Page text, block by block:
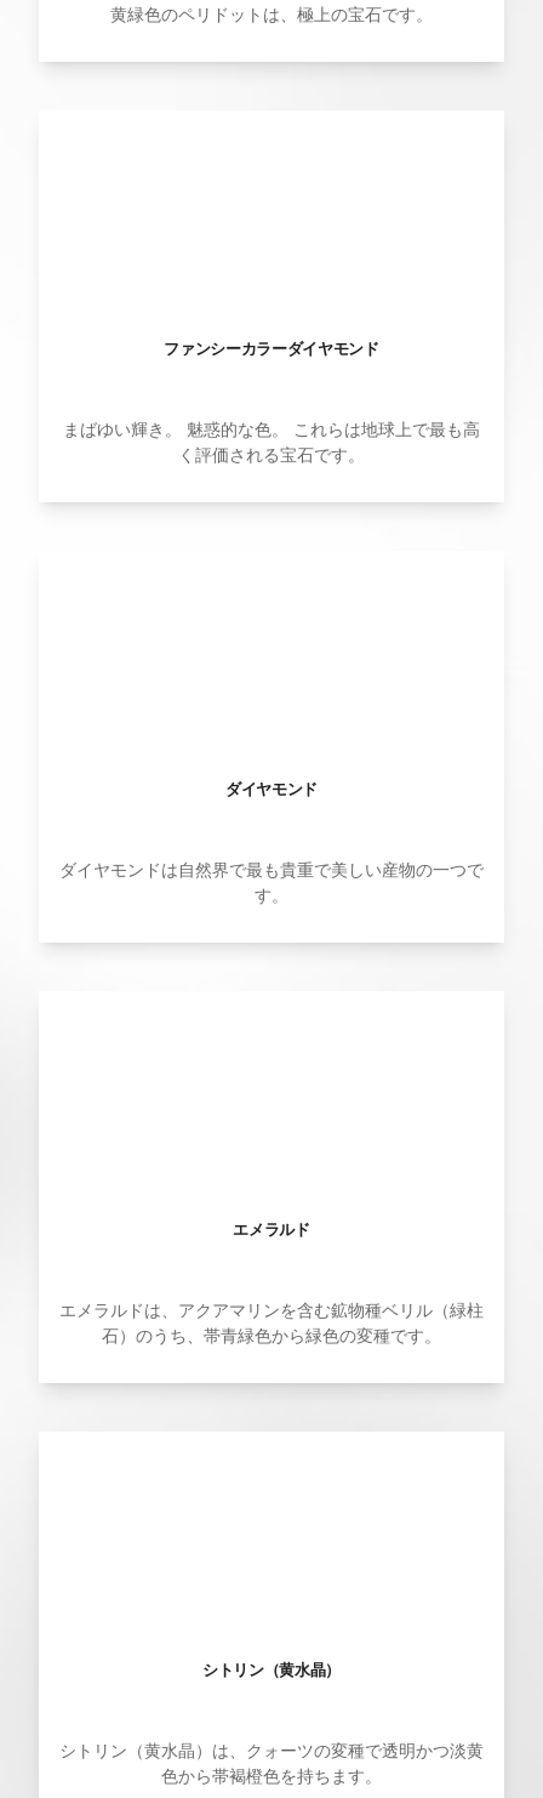
黄緑色のペリドットは、極上の宝石です。
ファンシーカラーダイヤモンド
まばゆい輝き。 魅惑的な色。 これらは地球上で最も高
く評価される宝石です。
ダイヤモンド
ダイヤモンドは自然界で最も貴重で美しい産物の一つで
す。
エメラルド
エメラルドは、アクアマリンを含む鉱物種ベリル（緑柱
石）のうち、帯青緑色から緑色の変種です。
シトリン（黄水晶）
シトリン（黄水晶）は、クォーツの変種で透明かつ淡黄
色から帯褐橙色を持ちます。